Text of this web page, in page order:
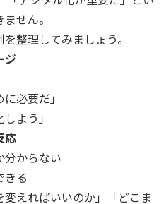
せん。
整理してみましょう。
ジ
必要だ」
よう」
応
分からない
きる
えればいいのか」「どこま